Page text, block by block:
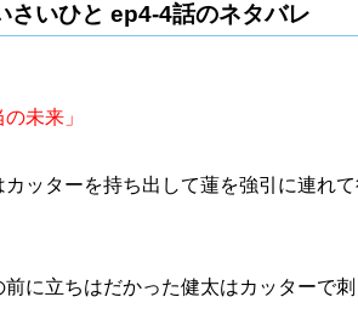
さいひと ep4-4話のネタバレ
の未来」
カッターを持ち出して蓮を強引に連れて
前に立ちはだかった健太はカッターで